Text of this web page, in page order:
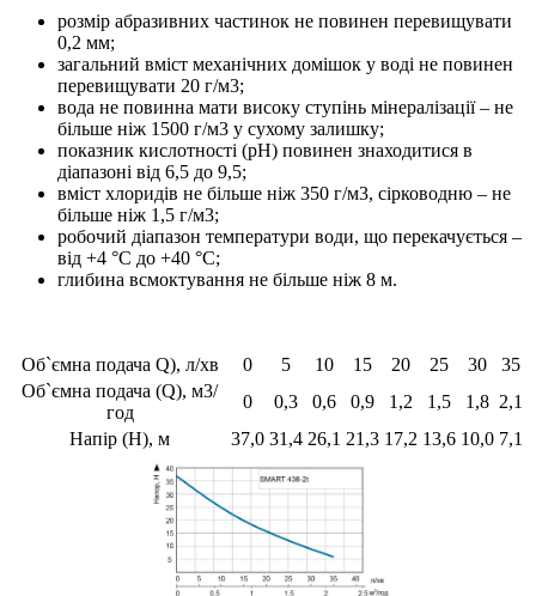
розмір абразивних частинок не повинен перевищувати
0,2 мм;
загальний вміст механічних домішок у воді не повинен
перевищувати 20 г/м3;
вода не повинна мати високу ступінь мінералізації – не
більше ніж 1500 г/м3 у сухому залишку;
показник кислотності (рН) повинен знаходитися в
діапазоні від 6,5 до 9,5;
вміст хлоридів не більше ніж 350 г/м3, сірководню – не
більше ніж 1,5 г/м3;
робочий діапазон температури води, що перекачується –
від +4 °С до +40 °С;
глибина всмоктування не більше ніж 8 м.
Об`ємна подача Q), л/хв 0 5 10 15 20 25 30
35
Об`ємна подача (Q), м3/
год
0 0,3 0,6 0,9 1,2 1,5 1,8 2,1
Напір (Н), м
37,0 31,4 26,1 21,3 17,2 13,6 10,0 7,1